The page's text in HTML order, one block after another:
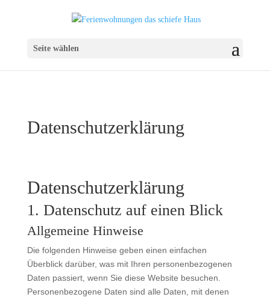
Seite wählen
Datenschutz­erklärung
Datenschutz­erklärung
1. Datenschutz auf einen Blick
Allgemeine Hinweise
Die folgenden Hinweise geben einen einfachen
Überblick darüber, was mit Ihren personenbezogenen
Daten passiert, wenn Sie diese Website besuchen.
Personenbezogene Daten sind alle Daten, mit denen